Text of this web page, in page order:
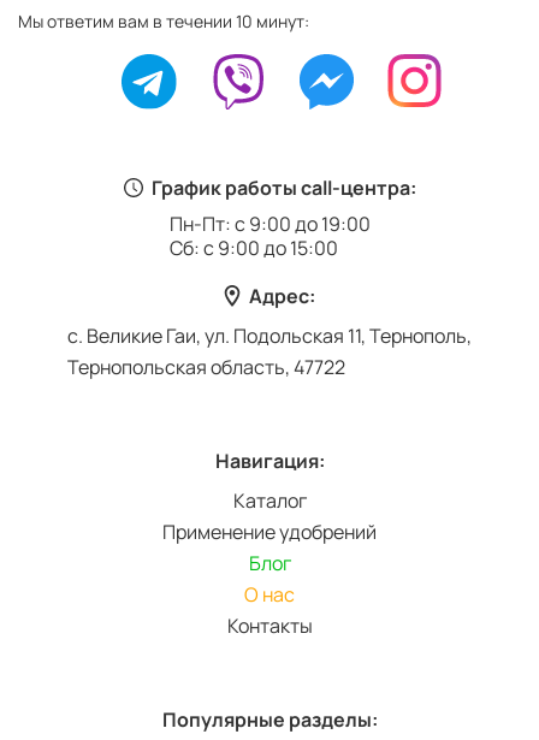
График работы call-центра:
Пн-Пт: с 9:00 до 19:00
Сб: с 9:00 до 15:00
Адрес:
с. Великие Гаи, ул. Подольская 11, Тернополь,
Тернопольская область, 47722
Навигация:
Каталог
Применение удобрений
Блог
О нас
Контакты
Популярные разделы:
Мы ответим вам в течении 10 минут: